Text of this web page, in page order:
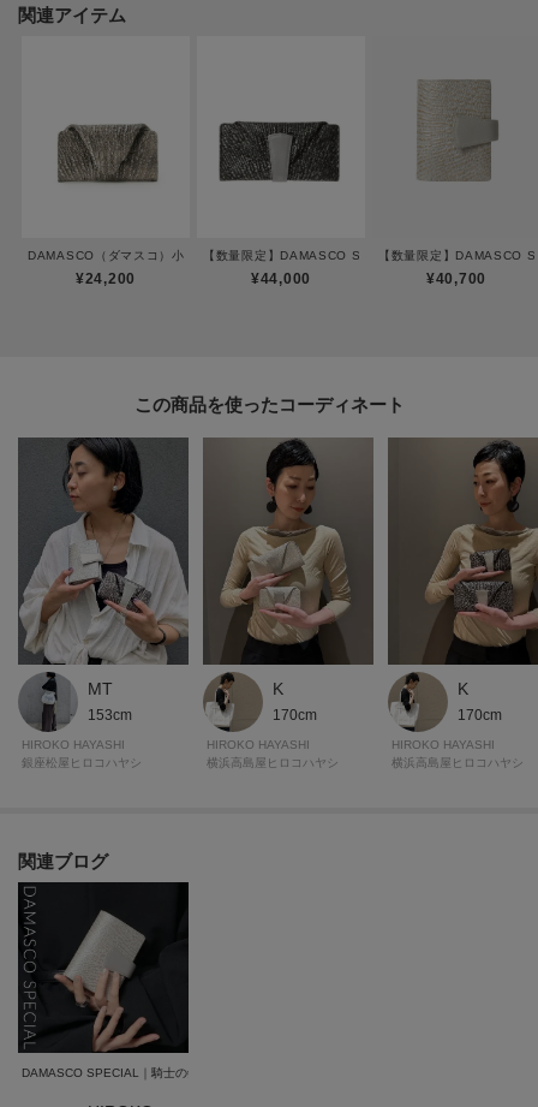
箔を貼った牛革に織物風の型押しを施し、最後にアンティーク風に仕上げて
ーーーーーーーーーーーーーーーーーーーーーーーーーーー
オンラインサイトの商品ページにある「ハートマーク」をクリックして簡単
ーーーーーーーーーーーーーーーーーーーーーーーーーーー
※照明の関係により、実際よりも色味が違って見える場合があります。ま
た、パソコン・スマートフォンなどの環境により、若干製品と画像のカラー
が異なる場合もございます。
関連アイテム
DAMASCO（ダマスコ）小銭入れ
¥24,200
【数量限定】DAMASCO SPECIAL（ダマスコ スペシャ
¥44,000
【数量限定】DAMASCO
¥40,700
この商品を使った
MT
153cm
HIROKO HAYASHI
銀座松屋ヒロコハヤシ
K
170cm
HIROKO HAYASHI
横浜高島屋ヒロコハヤシ
K
170cm
HIROKO HAYASHI
横浜高島屋ヒロコハヤシ
関連ブログ
DAMASCO SPECIAL｜騎士の剣から生まれた、エレガントな限定コレクション